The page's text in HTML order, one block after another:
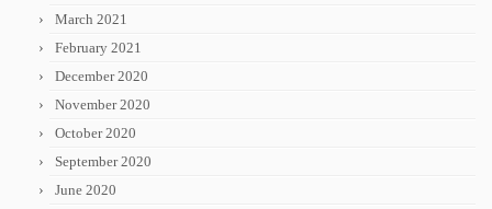
March 2021
February 2021
December 2020
November 2020
October 2020
September 2020
June 2020